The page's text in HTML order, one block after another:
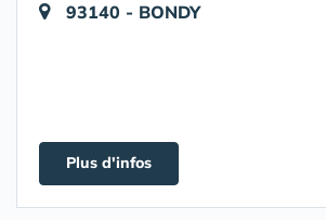
93140 - BONDY
Plus d'infos